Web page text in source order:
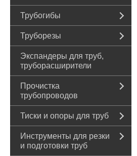
Трубогибы
Труборезы
Экспандеры для труб,
труборасширители
Прочистка
трубопроводов
Тиски и опоры для труб
Инструменты для резки
и подготовки труб